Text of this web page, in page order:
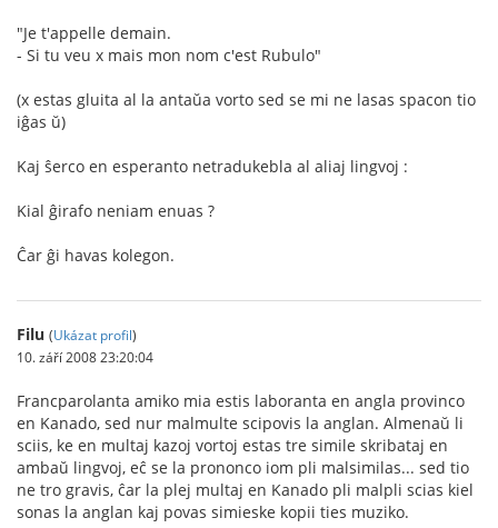
"Je t'appelle demain.
- Si tu veu x mais mon nom c'est Rubulo"
(x estas gluita al la antaŭa vorto sed se mi ne lasas spacon tio
iĝas ŭ)
Kaj ŝerco en esperanto netradukebla al aliaj lingvoj :
Kial ĝirafo neniam enuas ?
Ĉar ĝi havas kolegon.
Filu (Ukázat profil)
10. září 2008 23:20:04
Francparolanta amiko mia estis laboranta en angla provinco
en Kanado, sed nur malmulte scipovis la anglan. Almenaŭ li
sciis, ke en multaj kazoj vortoj estas tre simile skribataj en
ambaŭ lingvoj, eĉ se la prononco iom pli malsimilas... sed tio
ne tro gravis, ĉar la plej multaj en Kanado pli malpli scias kiel
sonas la anglan kaj povas simieske kopii ties muziko.